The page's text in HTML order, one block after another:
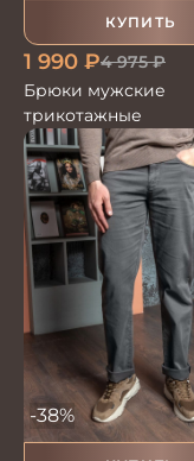
КУПИТЬ
1 990 ₽4 975₽
Брюки мужские
трикотажные
-38%